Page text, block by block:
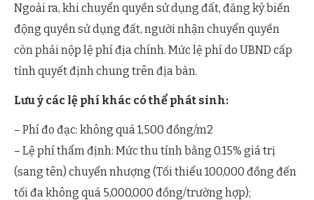
Ngoài ra, khi chuyển quyền sử dụng đất, đăng ký biến
động quyền sử dụng đất, người nhận chuyển quyền
còn phải nộp lệ phí địa chính. Mức lệ phí do UBND cấp
tỉnh quyết định chung trên địa bàn.
Lưu ý các lệ phí khác có thể phát sinh:
– Phí đo đạc: không quá 1,500 đồng/m2
– Lệ phí thẩm định: Mức thu tính bằng 0.15% giá trị
(sang tên) chuyển nhượng (Tối thiểu 100,000 đồng đến
tối đa không quá 5,000,000 đồng/trường hợp);